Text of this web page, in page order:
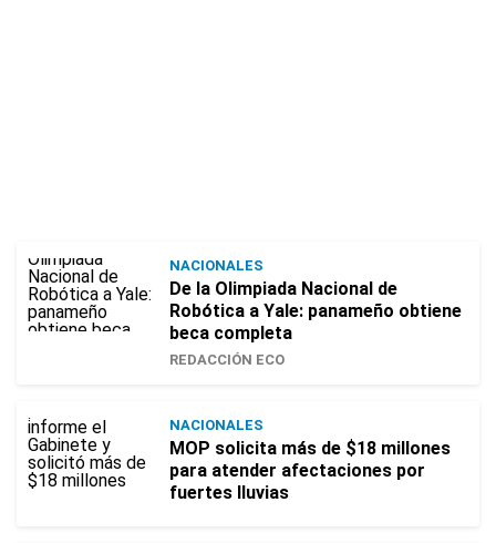
NACIONALES
De la Olimpiada Nacional de
Robótica a Yale: panameño obtiene
beca completa
REDACCIÓN ECO
NACIONALES
MOP solicita más de $18 millones
para atender afectaciones por
fuertes lluvias